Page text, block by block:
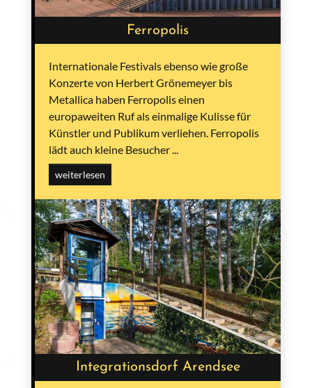
Ferropolis
Internationale Festivals ebenso wie große
Konzerte von Herbert Grönemeyer bis
Metallica haben Ferropolis einen
europaweiten Ruf als einmalige Kulisse für
Künstler und Publikum verliehen. Ferropolis
lädt auch kleine Besucher ...
weiterlesen
Integrationsdorf Arendsee